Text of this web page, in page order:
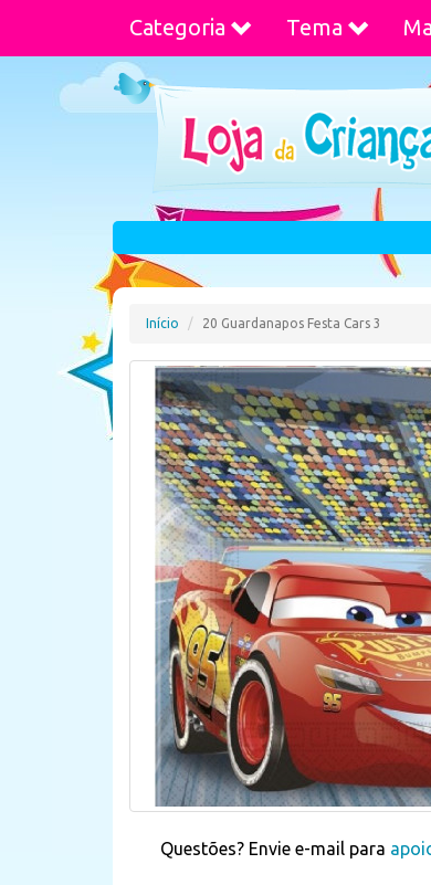
Categoria Tema
Início 20 Guardanapos Festa Cars 3
Questões? Envie e-mail para